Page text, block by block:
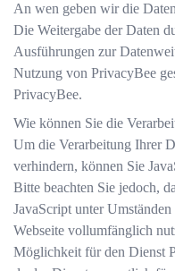
An wen geben wir die
Die Weitergabe der Daten
Ausführungen zur
Nutzung von PrivacyBee
PrivacyBee.
Wie können Sie die
Um die Verarbeitung Ihrer
verhindern, können Sie
Bitte beachten Sie jedoch,
JavaScript unter
Webseite vollumfänglich
Möglichkeit für den Dienst